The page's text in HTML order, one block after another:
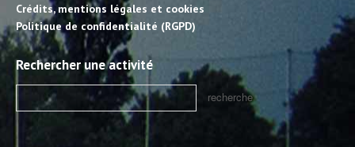
Crédits, mentions légales et cookies
Politique de confidentialité (RGPD)
Rechercher une activité